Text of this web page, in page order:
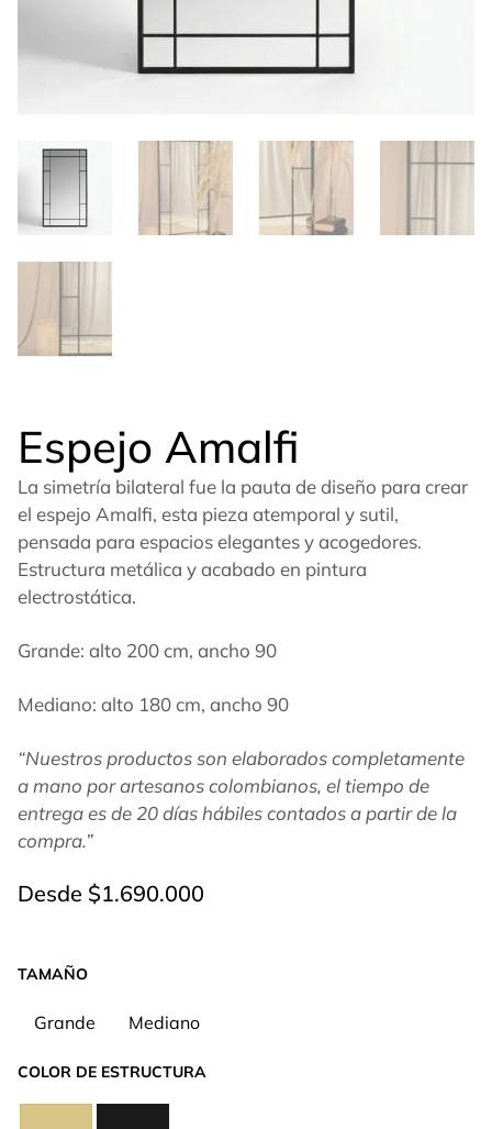
Espejo Amalfi
La simetría bilateral fue la pauta de diseño para crear
el espejo Amalfi, esta pieza atemporal y sutil,
pensada para espacios elegantes y acogedores.
Estructura metálica y acabado en pintura
electrostática.
Grande: alto 200 cm, ancho 90
Mediano: alto 180 cm, ancho 90
“Nuestros productos son elaborados completamente
a mano por artesanos colombianos, el tiempo de
entrega es de 20 días hábiles contados a partir de la
compra.”
Desde $1.690.000
TAMAÑO
Grande Mediano
COLOR DE ESTRUCTURA